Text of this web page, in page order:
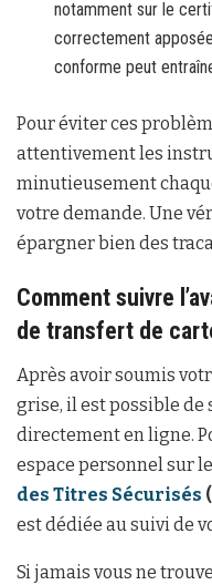
notamment sur le
correctement
conforme peut
Pour éviter ces
attentivement les
minutieusement
votre demande. Une
épargner bien des
Comment suivre
de transfert de
Après avoir soumis
grise, il est possible
directement en ligne.
espace personnel sur le
des Titres Sécurisés
est dédiée au suivi de
Si jamais vous ne